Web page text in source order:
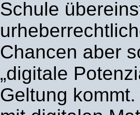
Schule
Chancen aber
„digitale
Geltung